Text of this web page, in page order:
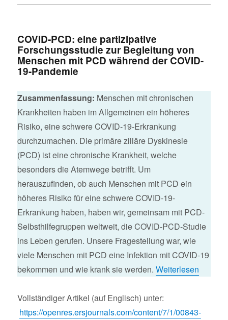
COVID-PCD: eine partizipative
Forschungsstudie zur Begleitung von
Menschen mit PCD während der COVID-
19-Pandemie
Zusammenfassung: Menschen mit chronischen
Krankheiten haben im Allgemeinen ein höheres
Risiko, eine schwere COVID-19-Erkrankung
durchzumachen. Die primäre ziliäre Dyskinesie
(PCD) ist eine chronische Krankheit, welche
besonders die Atemwege betrifft. Um
herauszufinden, ob auch Menschen mit PCD ein
höheres Risiko für eine schwere COVID-19-
Erkrankung haben, haben wir, gemeinsam mit PCD-
Selbsthilfegruppen weltweit, die COVID-PCD-Studie
ins Leben gerufen. Unsere Fragestellung war, wie
viele Menschen mit PCD eine Infektion mit COVID-19
bekommen und wie krank sie werden.Weiterlesen
Vollständiger Artikel (auf Englisch) unter:
https://openres.ersjournals.com/content/7/1/00843-